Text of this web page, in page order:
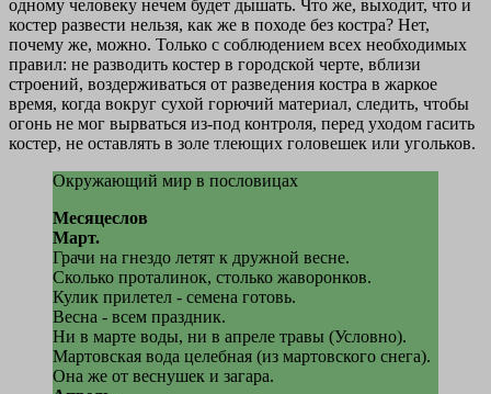
одному человеку нечем будет дышать. Чтo же, выходит, что и
костер развести нельзя, как же в походе без костра? Нет,
почему же, можно. Только с соблюдением всех необходимых
правил: не разводить костер в городской черте, вблизи
строений, воздерживаться от разведения костра в жаркое
время, когда вокруг сухой горючий материал, следить, чтобы
огонь не мог вырваться из-под контроля, перед уходом гасить
костер, не оставлять в золе тлеющих головешек или угольков.
Окружающий мир в пословицах
Месяцеслов
Март.
Грачи на гнездо летят к дружной весне.
Сколько проталинок, столько жаворонков.
Кулик прилетел - семена готовь.
Весна - всем праздник.
Ни в марте воды, ни в апреле травы (Условно).
Мартовская вода целебная (из мартовского снега).
Она же от веснушек и загара.